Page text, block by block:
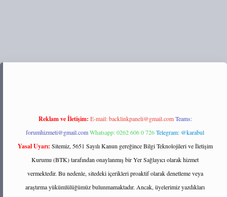
tulipbett.net/
Reklam ve İletişim: E-mail:backlinkpaneli@gmail.com Teams:
forumhizmeti@gmail.comWhatsapp: 0262 606 0 726Telegram: @karabul
Yasal Uyarı: Sitemiz, 5651 Sayılı Kanun gereğince Bilgi Teknolojileri ve İletişim
Kurumu (BTK) tarafından onaylanmış bir Yer Sağlayıcı olarak hizmet
vermektedir. Bu nedenle, sitedeki içerikleri proaktif olarak denetleme veya
araştırma yükümlülüğümüz bulunmamaktadır. Ancak, üyelerimiz yazdıkları